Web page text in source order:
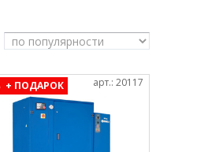
+ ПОДАРОК арт.: 20117